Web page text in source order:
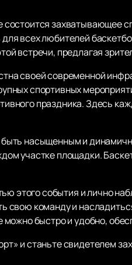
захватывающее
всех любителей
встречи, предлагая
своей современной
спортивных
праздника. Здесь
насыщенным и
участке площадки.
этого события и лично
свою команду и
можно быстро и удобно,
и станьте свидетелем